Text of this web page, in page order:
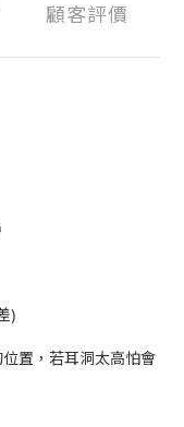
顧客評價
)
置，若耳洞太高怕會